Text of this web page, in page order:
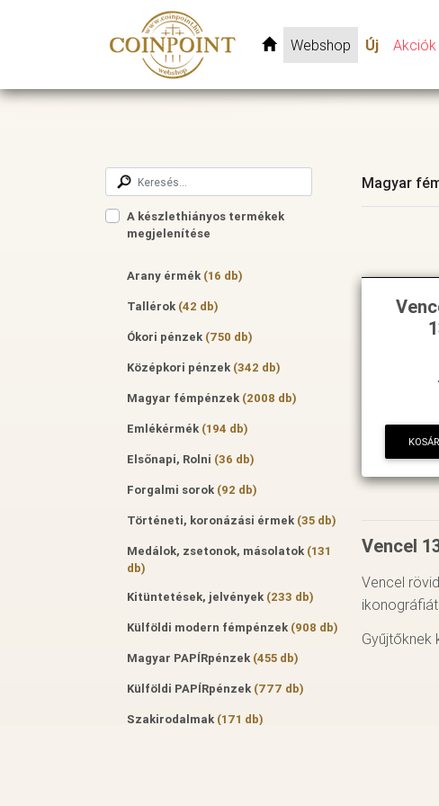
Webshop Új Akciók
A készlethiányos termékek
megjelenítése
Arany érmék (16 db)
Tallérok (42 db)
Ókori pénzek (750 db)
Középkori pénzek (342 db)
Magyar fémpénzek (2008 db)
Emlékérmék (194 db)
Elsőnapi, Rolni (36 db)
Forgalmi sorok (92 db)
Történeti, koronázási érmek (35 db)
Medálok, zsetonok, másolatok (131
db)
Kitüntetések, jelvények (233 db)
Külföldi modern fémpénzek (908 db)
Magyar PAPÍRpénzek (455 db)
Külföldi PAPÍRpénzek (777 db)
Szakirodalmak (171 db)
Magyar
Vencel
Vencel
Gyűjtőknek